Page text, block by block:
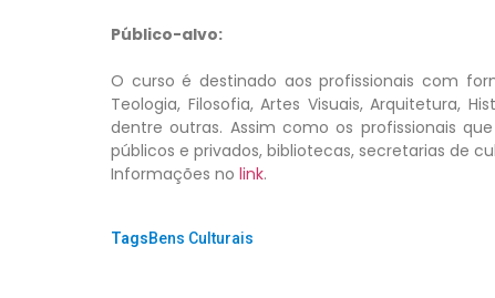
Público-alvo:
O curso é destinado aos profissionais com
Teologia, Filosofia, Artes Visuais, Arquitetura,
dentre outras. Assim como os profissionais
públicos e privados, bibliotecas, secretarias de
Informações no link.
Tags:Bens Culturais